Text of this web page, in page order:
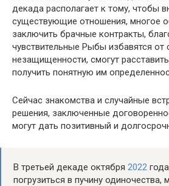
декада располагает к тому, чтобы
существующие отношения, многое
заключить брачные контракты,
чувствительные Рыбы избавятся от
незащищенности, смогут
получить понятную им
Сейчас знакомства и случайные
решения, заключенные
могут дать позитивный и
В третьей декаде октября 2022
погрузиться в пучину одиночества,